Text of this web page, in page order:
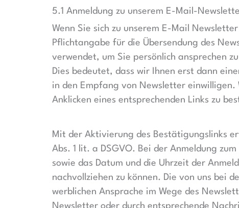
5.1 Anmeldung zu unserem E-Mail-
Wenn Sie sich zu unserem E-Mail
Pflichtangabe für die Übersendung des
verwendet, um Sie persönlich ansprechen
Dies bedeutet, dass wir Ihnen erst dann
in den Empfang von Newsletter
Anklicken eines entsprechenden Links zu
Mit der Aktivierung des Bestätigungslinks
Abs. 1 lit. a DSGVO. Bei der Anmeldung
sowie das Datum und die Uhrzeit der
nachvollziehen zu können. Die von uns bei
werblichen Ansprache im Wege des
Newsletter oder durch entsprechende